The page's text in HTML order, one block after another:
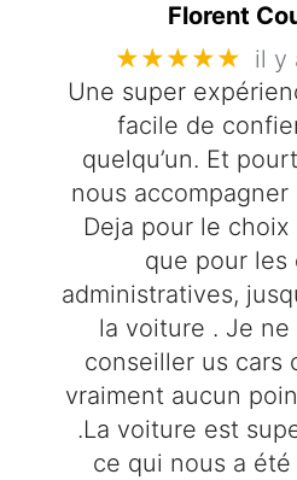
Florent
★★★★★ il y
Une super
facile de
quelqu’un. Et
nous
Deja pour le
que pour les
administratives,
la voiture . Je
conseiller us cars
vraiment aucun
.La voiture est
ce qui nous a